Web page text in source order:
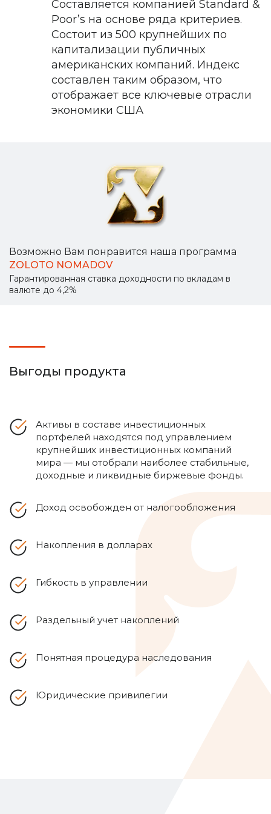
Составляется компанией Standard &
Poor’s на основе ряда критериев.
Состоит из 500 крупнейших по
капитализации публичных
американских компаний. Индекс
составлен таким образом, что
отображает все ключевые отрасли
экономики США
Возможно Вам понравится наша программа
ZOLOTO NOMADOV
Гарантированная ставка доходности по вкладам в
валюте до 4,2%
Выгоды продукта
Активы в составе инвестиционных
портфелей находятся под управлением
крупнейших инвестиционных компаний
мира — мы отобрали наиболее стабильные,
доходные и ликвидные биржевые фонды.
Доход освобожден от налогообложения
Накопления в долларах
Гибкость в управлении
Раздельный учет накоплений
Понятная процедура наследования
Юридические привилегии